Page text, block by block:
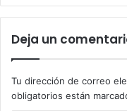
Deja un
Tu dirección de correo
obligatorios están